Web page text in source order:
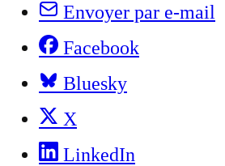
Envoyer par e-mail
Facebook
Bluesky
X
LinkedIn